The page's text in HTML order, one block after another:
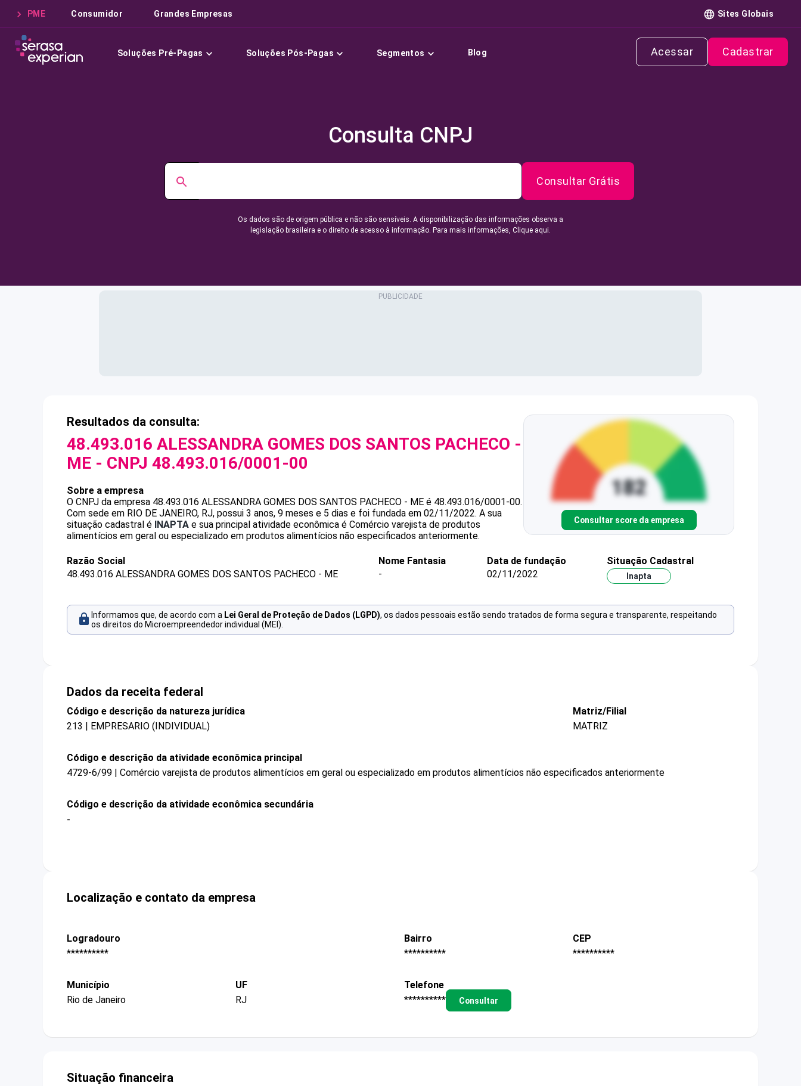
PME Consumidor Grandes Empresas Sites Globais
Soluções Pré-Pagas Soluções Pós-Pagas Segmentos Blog Acessar Cadastrar
Consulta CNPJ
Consultar Grátis
Os dados são de origem pública e não são sensíveis. A disponibilização das informações observa a
legislação brasileira e o direito de acesso à informação. Para mais informações, Clique aqui.
Resultados da consulta:
48.493.016 ALESSANDRA GOMES DOS SANTOS PACHECO -
ME - CNPJ 48.493.016/0001-00
Sobre a empresa
O CNPJ da empresa 48.493.016 ALESSANDRA GOMES DOS SANTOS PACHECO - ME é 48.493.016/0001-00.
Com sede em RIO DE JANEIRO, RJ, possui 3 anos, 9 meses e 5 dias e foi fundada em 02/11/2022. A sua
situação cadastral é INAPTA e sua principal atividade econômica é Comércio varejista de produtos
alimentícios em geral ou especializado em produtos alimentícios não especificados anteriormente.
Consultar score da empresa
Razão Social
48.493.016 ALESSANDRA GOMES DOS SANTOS PACHECO - ME
Nome Fantasia
-
Data de fundação
02/11/2022
Situação Cadastral
Inapta
Informamos que, de acordo com a Lei Geral de Proteção de Dados (LGPD), os dados pessoais estão sendo tratados de forma segura e transparente, respeitando
os direitos do Microempreendedor individual (MEI).
Dados da receita federal
Código e descrição da natureza jurídica
213 | EMPRESARIO (INDIVIDUAL)
Matriz/Filial
MATRIZ
Código e descrição da atividade econômica principal
4729-6/99 | Comércio varejista de produtos alimentícios em geral ou especializado em produtos alimentícios não especificados anteriormente
Código e descrição da atividade econômica secundária
-
Localização e contato da empresa
Logradouro
**********
Bairro
**********
CEP
**********
Município
Rio de Janeiro
UF
RJ
Telefone
**********
Consultar
Situação financeira